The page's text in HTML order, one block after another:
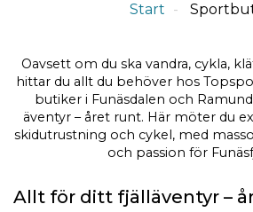
Start
Oavsett om du ska vandra, cykla,
hittar du allt du behöver hos
butiker i Funäsdalen och
äventyr – året runt. Här möter du
skidutrustning och cykel, med
och passion för
Allt för ditt fjälläventyr –